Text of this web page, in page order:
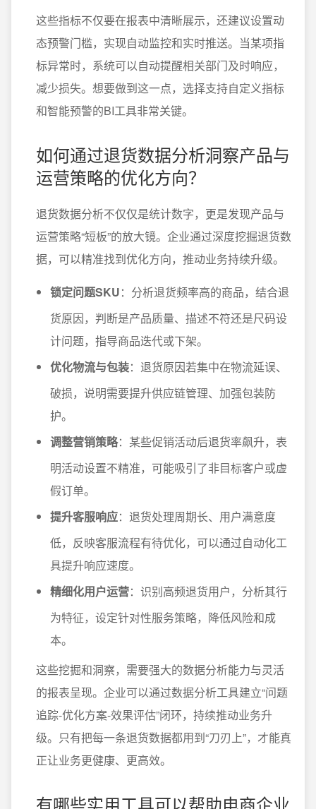
这些指标不仅要在报表中清晰展示，还建议设置动
态预警门槛，实现自动监控和实时推送。当某项指
标异常时，系统可以自动提醒相关部门及时响应，
减少损失。想要做到这一点，选择支持自定义指标
和智能预警的BI工具非常关键。
如何通过退货数据分析洞察产品与
运营策略的优化方向？
退货数据分析不仅仅是统计数字，更是发现产品与
运营策略“短板”的放大镜。企业通过深度挖掘退货数
据，可以精准找到优化方向，推动业务持续升级。
锁定问题SKU：分析退货频率高的商品，结合退
货原因，判断是产品质量、描述不符还是尺码设
计问题，指导商品迭代或下架。
优化物流与包装：退货原因若集中在物流延误、
破损，说明需要提升供应链管理、加强包装防
护。
调整营销策略：某些促销活动后退货率飙升，表
明活动设置不精准，可能吸引了非目标客户或虚
假订单。
提升客服响应：退货处理周期长、用户满意度
低，反映客服流程有待优化，可以通过自动化工
具提升响应速度。
精细化用户运营：识别高频退货用户，分析其行
为特征，设定针对性服务策略，降低风险和成
本。
这些挖掘和洞察，需要强大的数据分析能力与灵活
的报表呈现。企业可以通过数据分析工具建立“问题
追踪-优化方案-效果评估”闭环，持续推动业务升
级。只有把每一条退货数据都用到“刀刃上”，才能真
正让业务更健康、更高效。
有哪些实用工具可以帮助电商企业